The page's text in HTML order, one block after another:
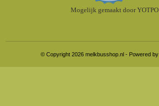
Mogelijk gemaakt door YOTPO
© Copyright 2026 melkbusshop.nl - Powered by